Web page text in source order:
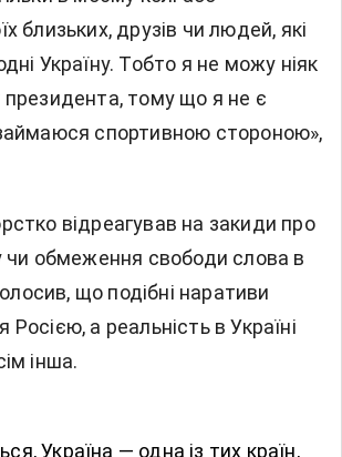
близьких, друзів чи людей, які
Україну. Тобто я не можу ніяк
президента, тому що я не є
спортивною стороною»,
відреагував на закиди про
чи обмеження свободи слова в
що подібні наративи
а реальність в Україні
інша.
Україна — одна із тих країн,